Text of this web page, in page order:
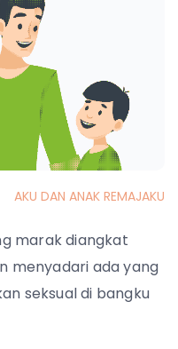
AKU DAN ANAK REMAJAKU
marak diangkat
menyadari ada yang
seksual di bangku